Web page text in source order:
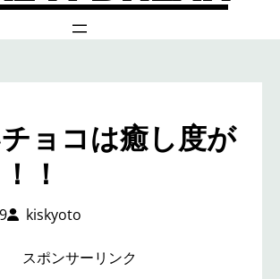
ョコは癒し度が
！
kiskyoto
スポンサーリンク